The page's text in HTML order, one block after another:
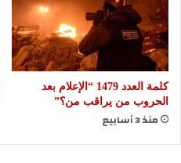
كلمة العدد 1479 “الإعلام بعد
الحروب من يراقب من؟”
منذ 3 أسابيع